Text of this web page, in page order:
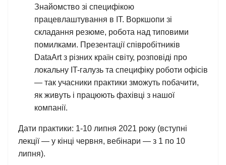
Знайомство зі специфікою
працевлаштування в IT. Воркшопи зі
складання резюме, робота над типовими
помилками. Презентації співробітників
DataArt з різних країн світу, розповіді про
локальну IT-галузь та специфіку роботи офісів
— так учасники практики зможуть побачити,
як живуть і працюють фахівці з нашої
компанії.
Дати практики: 1-10 липня 2021 року (вступні
лекції — у кінці червня, вебінари — з 1 по 10
липня).